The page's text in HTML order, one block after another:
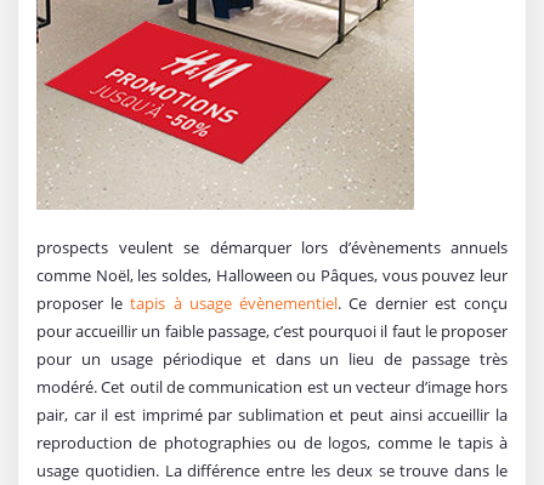
prospects veulent se démarquer lors d’évènements annuels
comme Noël, les soldes, Halloween ou Pâques, vous pouvez leur
proposer letapis à usage évènementiel. Ce dernier est conçu
pour accueillir un faible passage, c’est pourquoi il faut le proposer
pour un usage périodique et dans un lieu de passage très
modéré. Cet outil de communication est un vecteur d’image hors
pair, car il est imprimé par sublimation et peut ainsi accueillir la
reproduction de photographies ou de logos, comme le tapis à
usage quotidien. La différence entre les deux se trouve dans le